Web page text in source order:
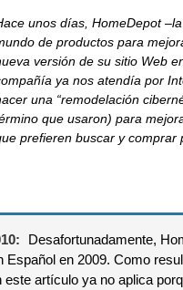
unos días, HomeDepot
de productos para
versión de su sitio Web
ya nos atendía por
una “remodelación
que usaron) para
prefieren buscar y comprar
Desafortunadamente,
Español en 2009. Como
artículo ya no aplica